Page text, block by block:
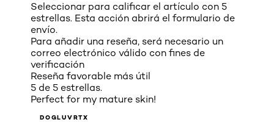
Seleccionar para calificar el artículo con 5
estrellas. Esta acción abrirá el formulario de
envío.
Para añadir una reseña, será necesario un
correo electrónico válido con fines de
verificación
Reseña favorable más útil
5 de 5 estrellas.
Perfect for my mature skin!
DOGLUVRTX